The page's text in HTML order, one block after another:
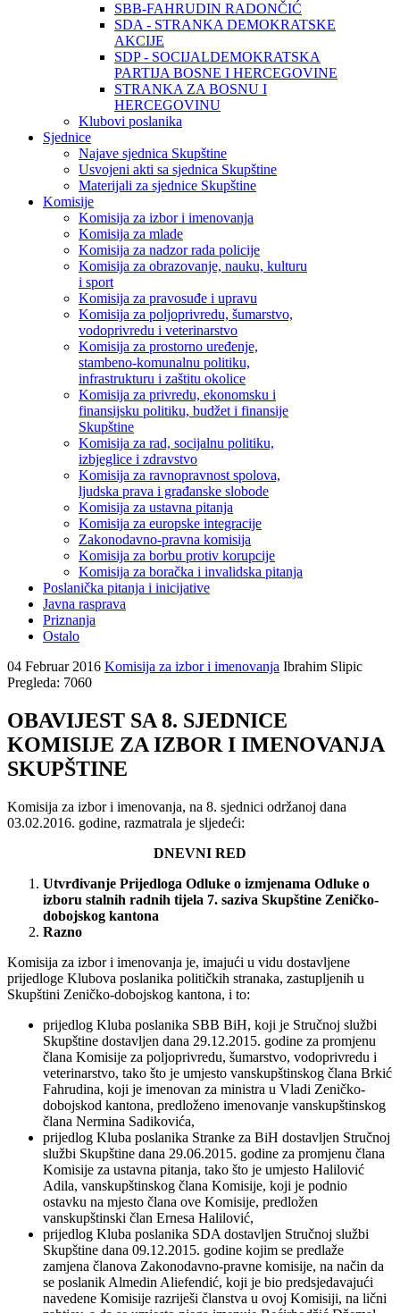
SBB-FAHRUDIN RADONČIĆ
SDA - STRANKA DEMOKRATSKE
AKCIJE
SDP - SOCIJALDEMOKRATSKA
PARTIJA BOSNE I HERCEGOVINE
STRANKA ZA BOSNU I
HERCEGOVINU
Klubovi poslanika
Sjednice
Najave sjednica Skupštine
Usvojeni akti sa sjednica Skupštine
Materijali za sjednice Skupštine
Komisije
Komisija za izbor i imenovanja
Komisija za mlade
Komisija za nadzor rada policije
Komisija za obrazovanje, nauku, kulturu
i sport
Komisija za pravosuđe i upravu
Komisija za poljoprivredu, šumarstvo,
vodoprivredu i veterinarstvo
Komisija za prostorno uređenje,
stambeno-komunalnu politiku,
infrastrukturu i zaštitu okolice
Komisija za privredu, ekonomsku i
finansijsku politiku, budžet i finansije
Skupštine
Komisija za rad, socijalnu politiku,
izbjeglice i zdravstvo
Komisija za ravnopravnost spolova,
ljudska prava i građanske slobode
Komisija za ustavna pitanja
Komisija za europske integracije
Zakonodavno-pravna komisija
Komisija za borbu protiv korupcije
Komisija za boračka i invalidska pitanja
Poslanička pitanja i inicijative
Javna rasprava
Priznanja
Ostalo
04 Februar 2016 Komisija za izbor i imenovanja Ibrahim Slipic
Pregleda: 7060
OBAVIJEST SA 8. SJEDNICE
KOMISIJE ZA IZBOR I IMENOVANJA
SKUPŠTINE
Komisija za izbor i imenovanja, na 8. sjednici održanoj dana
03.02.2016. godine, razmatrala je sljedeći:
DNEVNI RED
Utvrđivanje Prijedloga Odluke o izmjenama Odluke o
izboru stalnih radnih tijela 7. saziva Skupštine Zeničko-
dobojskog kantona
Razno
Komisija za izbor i imenovanja je, imajući u vidu dostavljene
prijedloge Klubova poslanika političkih stranaka, zastupljenih u
Skupštini Zeničko-dobojskog kantona, i to:
prijedlog Kluba poslanika SBB BiH, koji je Stručnoj službi
Skupštine dostavljen dana 29.12.2015. godine za promjenu
člana Komisije za poljoprivredu, šumarstvo, vodoprivredu i
veterinarstvo, tako što je umjesto vanskupštinskog člana Brkić
Fahrudina, koji je imenovan za ministra u Vladi Zeničko-
dobojskod kantona, predloženo imenovanje vanskupštinskog
člana Nermina Sadikovića,
prijedlog Kluba poslanika Stranke za BiH dostavljen Stručnoj
službi Skupštine dana 29.06.2015. godine za promjenu člana
Komisije za ustavna pitanja, tako što je umjesto Halilović
Adila, vanskupštinskog člana Komisije, koji je podnio
ostavku na mjesto člana ove Komisije, predložen
vanskupštinski član Ernesa Halilović,
prijedlog Kluba poslanika SDA dostavljen Stručnoj službi
Skupštine dana 09.12.2015. godine kojim se predlaže
zamjena članova Zakonodavno-pravne komisije, na način da
se poslanik Almedin Aliefendić, koji je bio predsjedavajući
navedene Komisije razriješi članstva u ovoj Komisiji, na lični